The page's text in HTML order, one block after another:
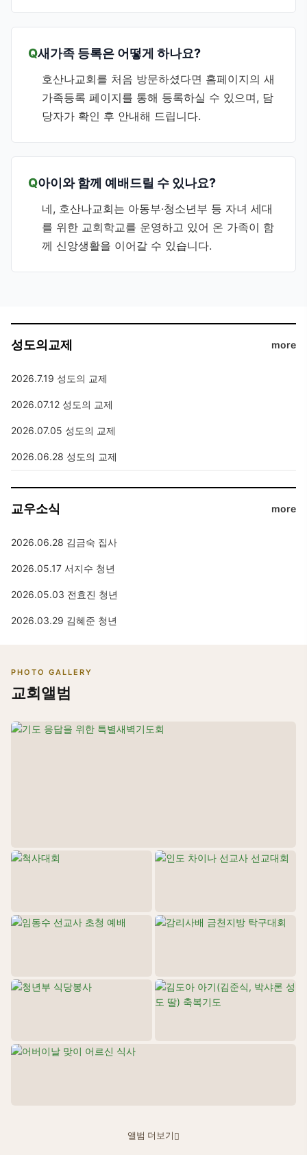
새가족 등록은 어떻게 하나요?
호산나교회를 처음 방문하셨다면 홈페이지의 새
가족등록 페이지를 통해 등록하실 수 있으며, 담
당자가 확인 후 안내해 드립니다.
아이와 함께 예배드릴 수 있나요?
네, 호산나교회는 아동부·청소년부 등 자녀 세대
를 위한 교회학교를 운영하고 있어 온 가족이 함
께 신앙생활을 이어갈 수 있습니다.
성도의교제 more
2026.7.19 성도의 교제
2026.07.12 성도의 교제
2026.07.05 성도의 교제
2026.06.28 성도의 교제
교우소식 more
2026.06.28 김금숙 집사
2026.05.17 서지수 청년
2026.05.03 전효진 청년
2026.03.29 김혜준 청년
PHOTO GALLERY
교회앨범
앨범 더보기